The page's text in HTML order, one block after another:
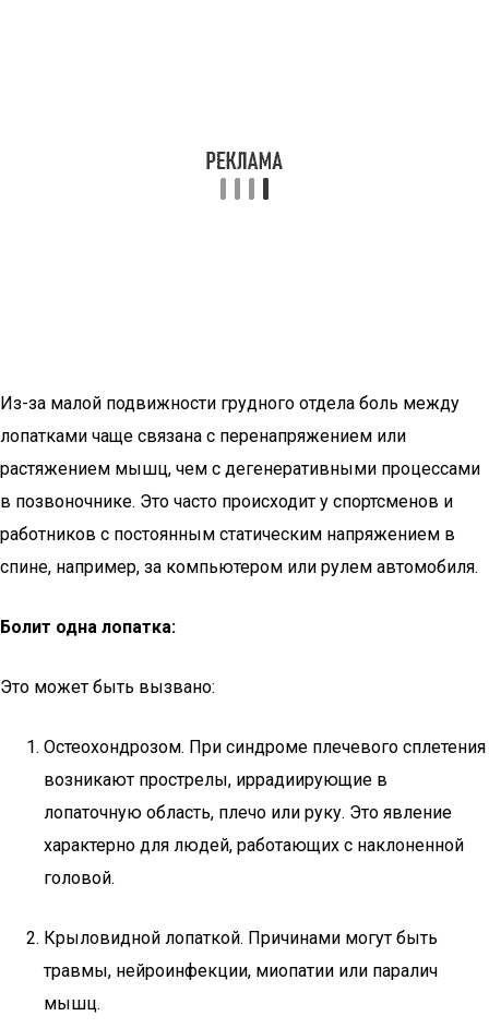
Из-за малой подвижности грудного отдела боль между
лопатками чаще связана с перенапряжением или
растяжением мышц, чем с дегенеративными процессами
в позвоночнике. Это часто происходит у спортсменов и
работников с постоянным статическим напряжением в
спине, например, за компьютером или рулем автомобиля.
Болит одна лопатка:
Это может быть вызвано:
Остеохондрозом. При синдроме плечевого сплетения
возникают прострелы, иррадиирующие в
лопаточную область, плечо или руку. Это явление
характерно для людей, работающих с наклоненной
головой.
Крыловидной лопаткой. Причинами могут быть
травмы, нейроинфекции, миопатии или паралич
мышц.